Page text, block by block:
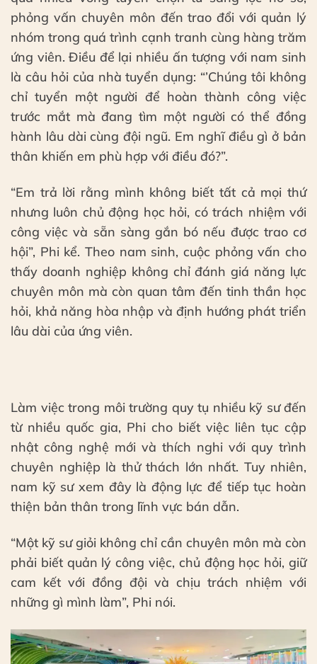
phỏng vấn chuyên môn đến trao đổi với quản lý
nhóm trong quá trình cạnh tranh cùng hàng trăm
ứng viên. Điều để lại nhiều ấn tượng với nam sinh
là câu hỏi của nhà tuyển dụng: “’Chúng tôi không
chỉ tuyển một người để hoàn thành công việc
trước mắt mà đang tìm một người có thể đồng
hành lâu dài cùng đội ngũ. Em nghĩ điều gì ở bản
thân khiến em phù hợp với điều đó?”.
“Em trả lời rằng mình không biết tất cả mọi thứ
nhưng luôn chủ động học hỏi, có trách nhiệm với
công việc và sẵn sàng gắn bó nếu được trao cơ
hội”, Phi kể. Theo nam sinh, cuộc phỏng vấn cho
thấy doanh nghiệp không chỉ đánh giá năng lực
chuyên môn mà còn quan tâm đến tinh thần học
hỏi, khả năng hòa nhập và định hướng phát triển
lâu dài của ứng viên.
Làm việc trong môi trường quy tụ nhiều kỹ sư đến
từ nhiều quốc gia, Phi cho biết việc liên tục cập
nhật công nghệ mới và thích nghi với quy trình
chuyên nghiệp là thử thách lớn nhất. Tuy nhiên,
nam kỹ sư xem đây là động lực để tiếp tục hoàn
thiện bản thân trong lĩnh vực bán dẫn.
“Một kỹ sư giỏi không chỉ cần chuyên môn mà còn
phải biết quản lý công việc, chủ động học hỏi, giữ
cam kết với đồng đội và chịu trách nhiệm với
những gì mình làm”, Phi nói.